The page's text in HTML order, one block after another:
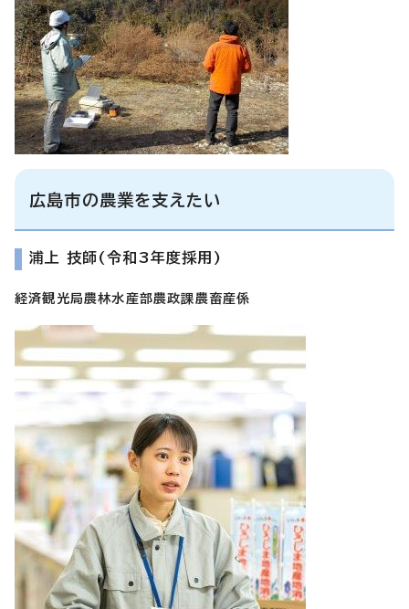
広島市の農業を支えたい
浦上 技師(令和3年度採用)
経済観光局農林水産部農政課農畜産係